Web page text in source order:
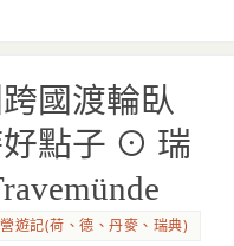
國渡輪臥
好點子 ⊙ 瑞
遊記(荷、德、丹麥、瑞典)